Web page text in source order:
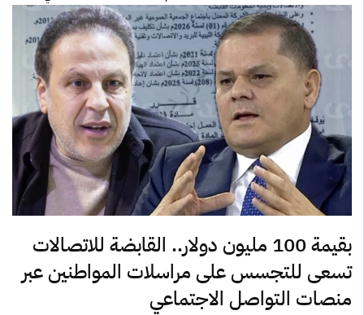
بقيمة 100 مليون دولار.. القابضة للاتصالات
تسعى للتجسس على مراسلات المواطنين عبر
منصات التواصل الاجتماعي